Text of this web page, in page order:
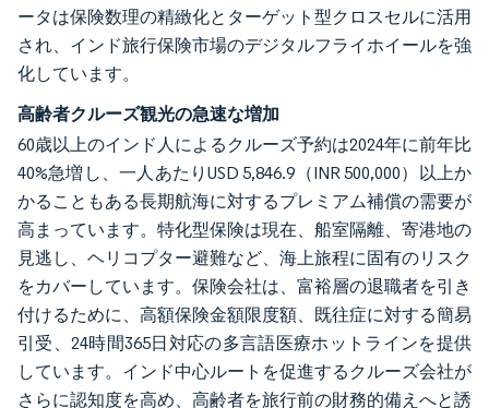
ータは保険数理の精緻化とターゲット型クロスセルに活用
され、インド旅行保険市場のデジタルフライホイールを強
化しています。
高齢者クルーズ観光の急速な増加
60歳以上のインド人によるクルーズ予約は2024年に前年比
40%急増し、一人あたりUSD 5,846.9（INR 500,000）以上か
かることもある長期航海に対するプレミアム補償の需要が
高まっています。特化型保険は現在、船室隔離、寄港地の
見逃し、ヘリコプター避難など、海上旅程に固有のリスク
をカバーしています。保険会社は、富裕層の退職者を引き
付けるために、高額保険金額限度額、既往症に対する簡易
引受、24時間365日対応の多言語医療ホットラインを提供
しています。インド中心ルートを促進するクルーズ会社が
さらに認知度を高め、高齢者を旅行前の財務的備えへと誘